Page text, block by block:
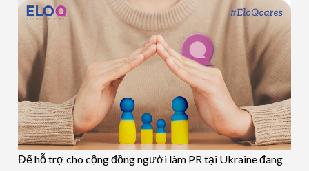
Để hỗ trợ cho cộng đồng người làm PR tại Ukraine đang